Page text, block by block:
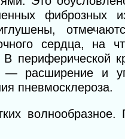
фиброзных
сердца, на
В периферической
расширение и
пневмосклероза.